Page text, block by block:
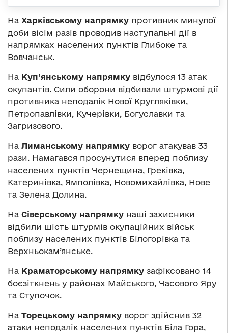
На Харківському напрямку противник минулої
доби вісім разів проводив наступальні дії в
напрямках населених пунктів Глибоке та
Вовчанськ.
На Куп’янському напрямку відбулося 13 атак
окупантів. Сили оборони відбивали штурмові дії
противника неподалік Нової Кругляківки,
Петропавлівки, Кучерівки, Богуславки та
Загризового.
На Лиманському напрямку ворог атакував 33
рази. Намагався просунутися вперед поблизу
населених пунктів Чернещина, Греківка,
Катеринівка, Ямполівка, Новомихайлівка, Нове
та Зелена Долина.
На Сіверському напрямку наші захисники
відбили шість штурмів окупаційних військ
поблизу населених пунктів Білогорівка та
Верхньокам’янське.
На Краматорському напрямку зафіксовано 14
боєзіткнень у районах Майського, Часового Яру
та Ступочок.
На Торецькому напрямку ворог здійснив 32
атаки неподалік населених пунктів Біла Гора,